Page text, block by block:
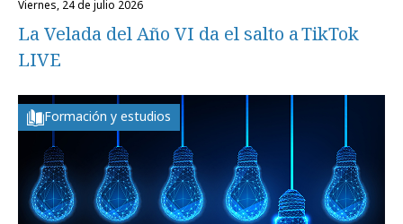
viernes, 24 de julio 2026
La Velada del Año VI da el salto a TikTok
LIVE
Formación y estudios